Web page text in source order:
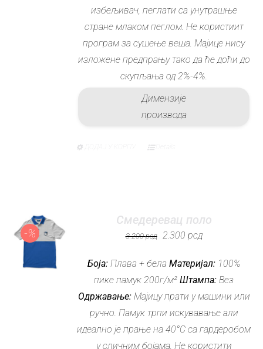
избељивач, пеглати са унутрашње
стране млаком пеглом. Не користиит
програм за сушење веша. Мајице нису
изложене предпрању тако да ће доћи до
скупљања од 2%-4%.
Димензије
производа
Опције
бити
изабране
на
страници
производа.
-%
Смедеревац поло
3.200рсд
Оригинална
је
била:
3.200 рсд.
2.300 рсдТренутна
је:
2.300 рсд.
Боја: Плава + бела Материјал:100%
пике памук 200г/м²Штампа: Вез
Одржавање:Мајицу прати у машини или
ручно. Памук трпи искувавање али
идеално је прање на 40°C са гардеробом
у сличним бојама. Не користити